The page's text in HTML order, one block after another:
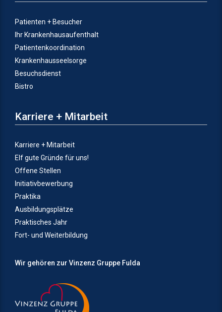
Patienten + Besucher
Ihr Krankenhausaufenthalt
Patientenkoordination
Krankenhausseelsorge
Besuchsdienst
Bistro
Karriere + Mitarbeit
Karriere + Mitarbeit
Elf gute Gründe für uns!
Offene Stellen
Initiativbewerbung
Praktika
Ausbildungsplätze
Praktisches Jahr
Fort- und Weiterbildung
Wir gehören zur Vinzenz Gruppe Fulda